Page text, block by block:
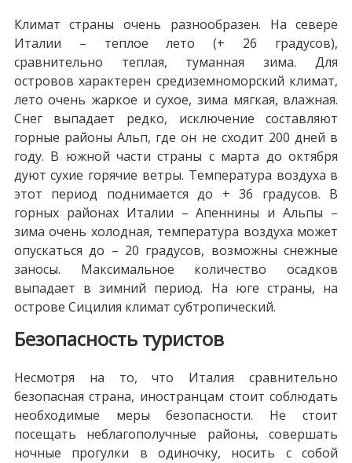
Климат страны очень разнообразен. На севере
Италии – теплое лето (+ 26 градусов),
сравнительно теплая, туманная зима. Для
островов характерен средиземноморский климат,
лето очень жаркое и сухое, зима мягкая, влажная.
Снег выпадает редко, исключение составляют
горные районы Альп, где он не сходит 200 дней в
году. В южной части страны с марта до октября
дуют сухие горячие ветры. Температура воздуха в
этот период поднимается до + 36 градусов. В
горных районах Италии – Апеннины и Альпы –
зима очень холодная, температура воздуха может
опускаться до – 20 градусов, возможны снежные
заносы. Максимальное количество осадков
выпадает в зимний период. На юге страны, на
острове Сицилия климат субтропический.
Безопасность туристов
Несмотря на то, что Италия сравнительно
безопасная страна, иностранцам стоит соблюдать
необходимые меры безопасности. Не стоит
посещать неблагополучные районы, совершать
ночные прогулки в одиночку, носить с собой